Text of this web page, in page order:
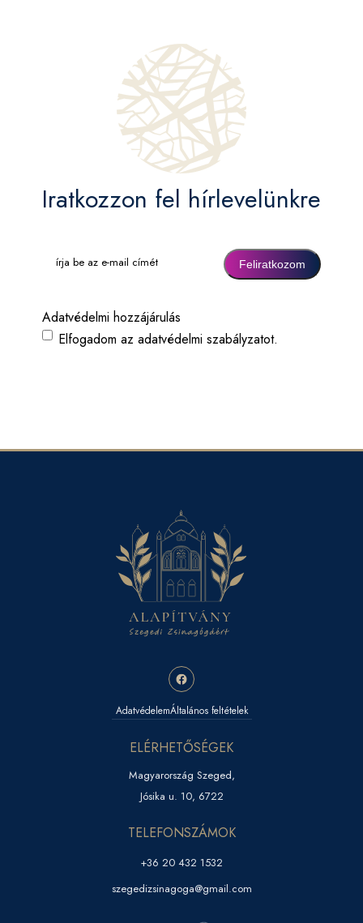
Iratkozzon fel hírlevelünkre
mail
címét(Kötelező)
Adatvédelmi hozzájárulás
Elfogadom az adatvédelmi szabályzatot.
AdatvédelemÁltalános feltételek
ELÉRHETŐSÉGEK
Magyarország Szeged,
Jósika u. 10, 6722
TELEFONSZÁMOK
+36 20 432 1532
szegedizsinagoga@gmail.com